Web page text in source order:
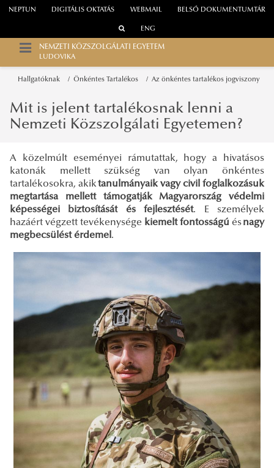
WEBMAIL
NEPTUN DIGITÁLIS OKTATÁS BELSŐ DOKUMENTUMTÁR
ENG
NEMZETI KÖZSZOLGÁLATI EGYETEM
LUDOVIKA
Hallgatóknak Önkéntes Tartalékos Az önkéntes tartalékos jogviszony
Mit is jelent tartalékosnak lenni a
Nemzeti Közszolgálati Egyetemen?
A közelmúlt eseményei rámutattak, hogy a hivatásos
katonák mellett szükség van olyan önkéntes
tartalékosokra, akiktanulmányaik vagy civil foglalkozásuk
megtartása mellett támogatják Magyarország védelmi
képességei biztosítását és fejlesztését. E személyek
hazáért végzett tevékenysége kiemelt fontosságú ésnagy
megbecsülést érdemel .